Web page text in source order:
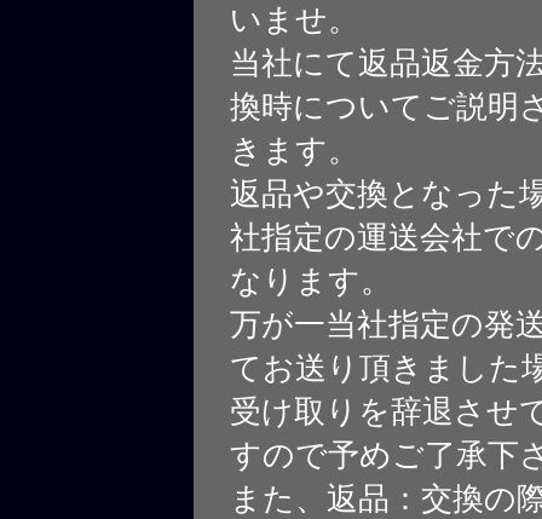
いませ。
当社にて返品返金方
換時についてご説明
きます。
返品や交換となった
社指定の運送会社で
なります。
万が一当社指定の発
てお送り頂きました
受け取りを辞退させ
すので予めご了承下
また、返品：交換の